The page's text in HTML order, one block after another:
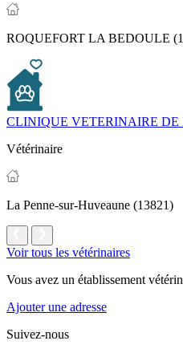
ROQUEFORT LA BEDOULE
CLINIQUE VETERINAIRE DE
Vétérinaire
La Penne-sur-Huveaune (13821)
Voir tous les vétérinaires
Vous avez un établissement
Ajouter une adresse
Suivez-nous